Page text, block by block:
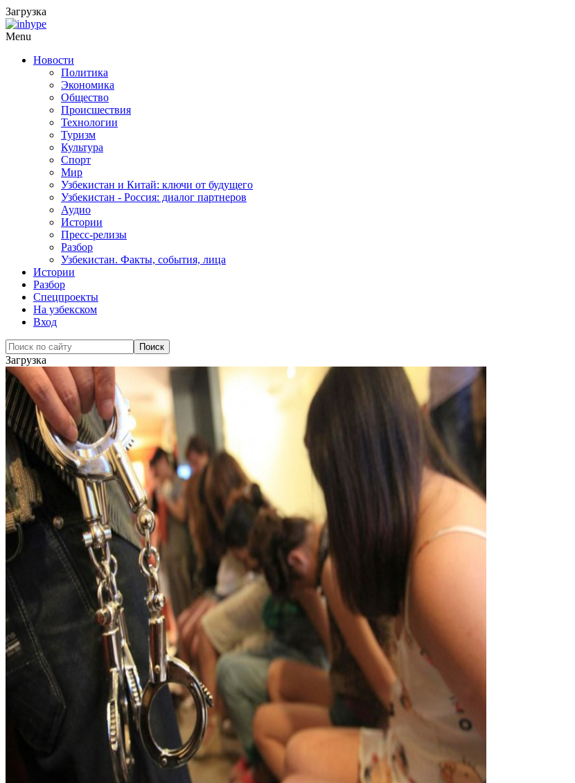
Загрузка
Menu
Новости
Политика
Экономика
Общество
Происшествия
Технологии
Туризм
Культура
Спорт
Мир
Узбекистан и Китай: ключи от будущего
Узбекистан - Россия: диалог партнеров
Аудио
Истории
Пресс-релизы
Разбор
Узбекистан. Факты, события, лица
Истории
Разбор
Спецпроекты
На узбекском
Вход
Загрузка